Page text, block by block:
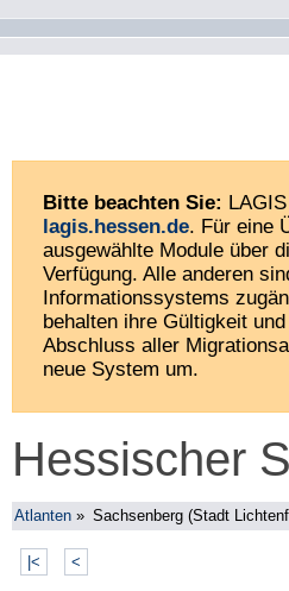
Bitte beachten Sie:
lagis.hessen.de. Für eine
ausgewählte Module über
Verfügung. Alle anderen
Informationssystems
behalten ihre Gültigkeit
Abschluss aller
neue System um.
Hessischer
Atlanten » Sachsenberg (Stadt
|< <